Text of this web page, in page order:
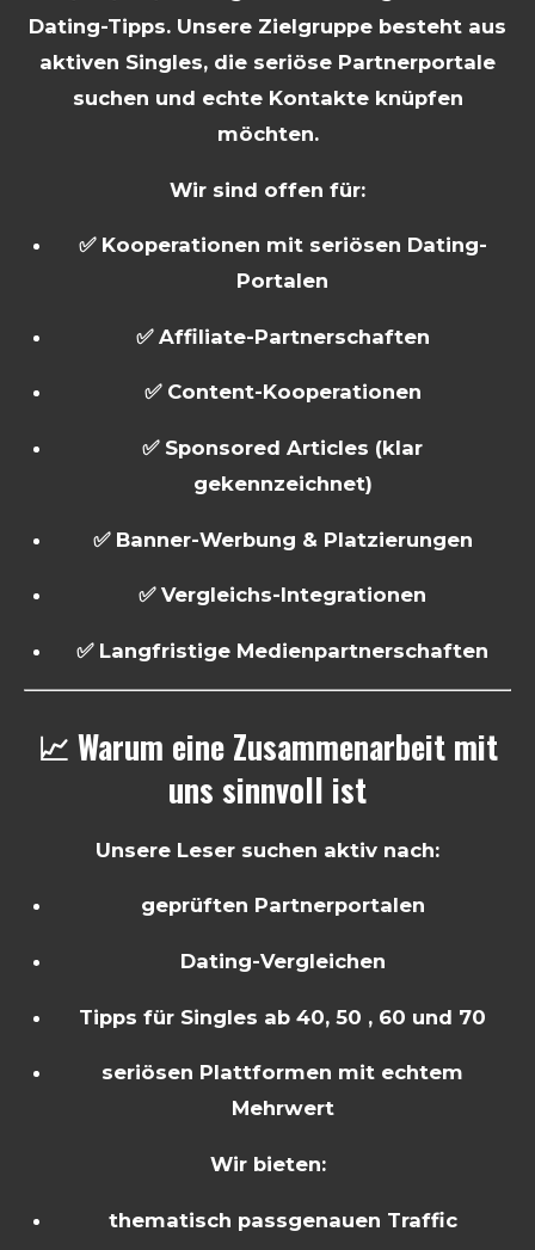
Dating-Tipps. Unsere Zielgruppe besteht aus
aktiven Singles, die seriöse Partnerportale
suchen und echte Kontakte knüpfen
möchten.
Wir sind offen für:
✅ Kooperationen mit seriösen Dating-
Portalen
✅ Affiliate-Partnerschaften
✅ Content-Kooperationen
✅ Sponsored Articles (klar
gekennzeichnet)
✅ Banner-Werbung & Platzierungen
✅ Vergleichs-Integrationen
✅ Langfristige Medienpartnerschaften
📈 Warum eine Zusammenarbeit mit
uns sinnvoll ist
Unsere Leser suchen aktiv nach:
geprüften Partnerportalen
Dating-Vergleichen
Tipps für Singles ab 40, 50 , 60 und 70
seriösen Plattformen mit echtem
Mehrwert
Wir bieten:
thematisch passgenauen Traffic